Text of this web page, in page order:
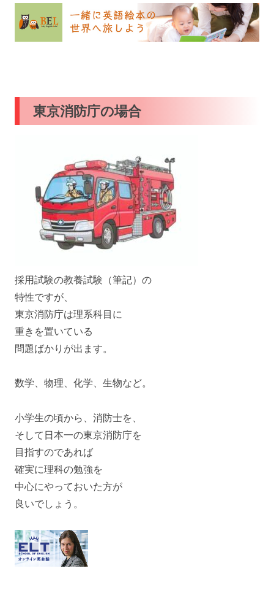
東京消防庁の場合
採用試験の教養試験（筆記）の
特性ですが、
東京消防庁は理系科目に
重きを置いている
問題ばかりが出ます。
数学、物理、化学、生物など。
小学生の頃から、消防士を、
そして日本一の東京消防庁を
目指すのであれば
確実に理科の勉強を
中心にやっておいた方が
良いでしょう。